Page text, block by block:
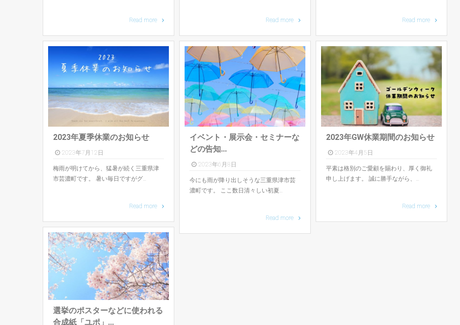
Read more Read more
Read more
2023年夏季休業のお知らせ
2023年7月12日
梅雨が明けてから、猛暑が続く三重県津
市芸濃町です。 暑い毎日ですがグ…
Read more
イベント・展示会・セミナーな
どの告知...
2023年6月8日
今にも雨が降り出しそうな三重県津市芸
濃町です。 ここ数日清々しい初夏…
Read more
2023年GW休業期間のお知らせ
2023年4月5日
平素は格別のご愛顧を賜わり、厚く御礼
申し上げます。 誠に勝手ながら、…
Read more
選挙のポスターなどに使われる
合成紙「ユポ」...